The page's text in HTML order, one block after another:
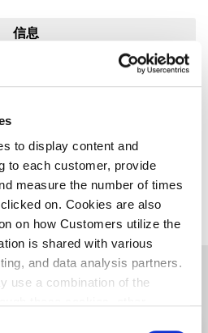
to display content and
to each customer, provide
measure the number of times
on. Cookies are also
on how Customers utilize the
is shared with various
and data analysis partners.
use a combination of the
信息
安全检查之前
找别的店
相关商店